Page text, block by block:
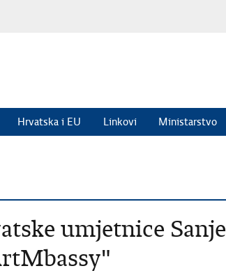
Hrvatska i EU Linkovi Ministarstvo
umjetnice Sanje